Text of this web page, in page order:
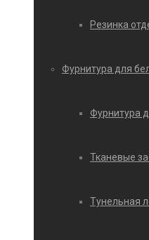
Резинка
Фурнитура для
Фурнитура
Тканевые
Тунельная